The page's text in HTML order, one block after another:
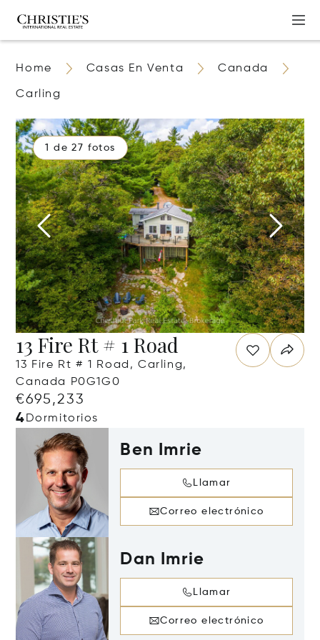
Home Casas En Venta Canada
Carling
1 de 27 fotos
13 Fire Rt # 1 Road
13 Fire Rt # 1 Road, Carling,
Canada P0G1G0
€695,233
4 Dormitorios
Ben Imrie
Llamar
Correo electrónico
Dan Imrie
Llamar
Correo electrónico